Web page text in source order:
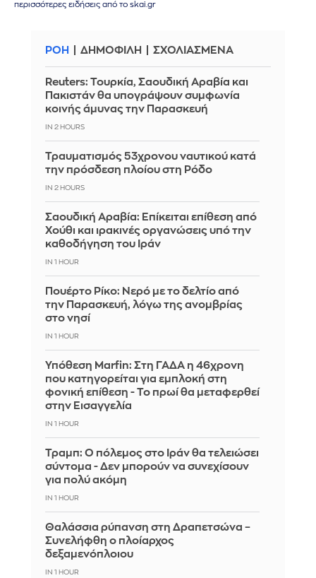
περισσότερες ειδήσεις από το skai.gr
ΡΟΗ ΔΗΜΟΦΙΛΗ ΣΧΟΛΙΑΣΜΕΝΑ
Reuters: Τουρκία, Σαουδική Αραβία και
Πακιστάν θα υπογράψουν συμφωνία
κοινής άμυνας την Παρασκευή
IN 2 HOURS
Τραυματισμός 53χρονου ναυτικού κατά
την πρόσδεση πλοίου στη Ρόδο
IN 2 HOURS
Σαουδική Αραβία: Επίκειται επίθεση από
Χούθι και ιρακινές οργανώσεις υπό την
καθοδήγηση του Ιράν
IN 1 HOUR
Πουέρτο Ρίκο: Νερό με το δελτίο από
την Παρασκευή, λόγω της ανομβρίας
στο νησί
IN 1 HOUR
Υπόθεση Marfin: Στη ΓΑΔΑ η 46χρονη
που κατηγορείται για εμπλοκή στη
φονική επίθεση - Το πρωί θα μεταφερθεί
στην Εισαγγελία
IN 1 HOUR
Τραμπ: Ο πόλεμος στο Ιράν θα τελειώσει
σύντομα - Δεν μπορούν να συνεχίσουν
για πολύ ακόμη
IN 1 HOUR
Θαλάσσια ρύπανση στη Δραπετσώνα –
Συνελήφθη ο πλοίαρχος
δεξαμενόπλοιου
IN 1 HOUR